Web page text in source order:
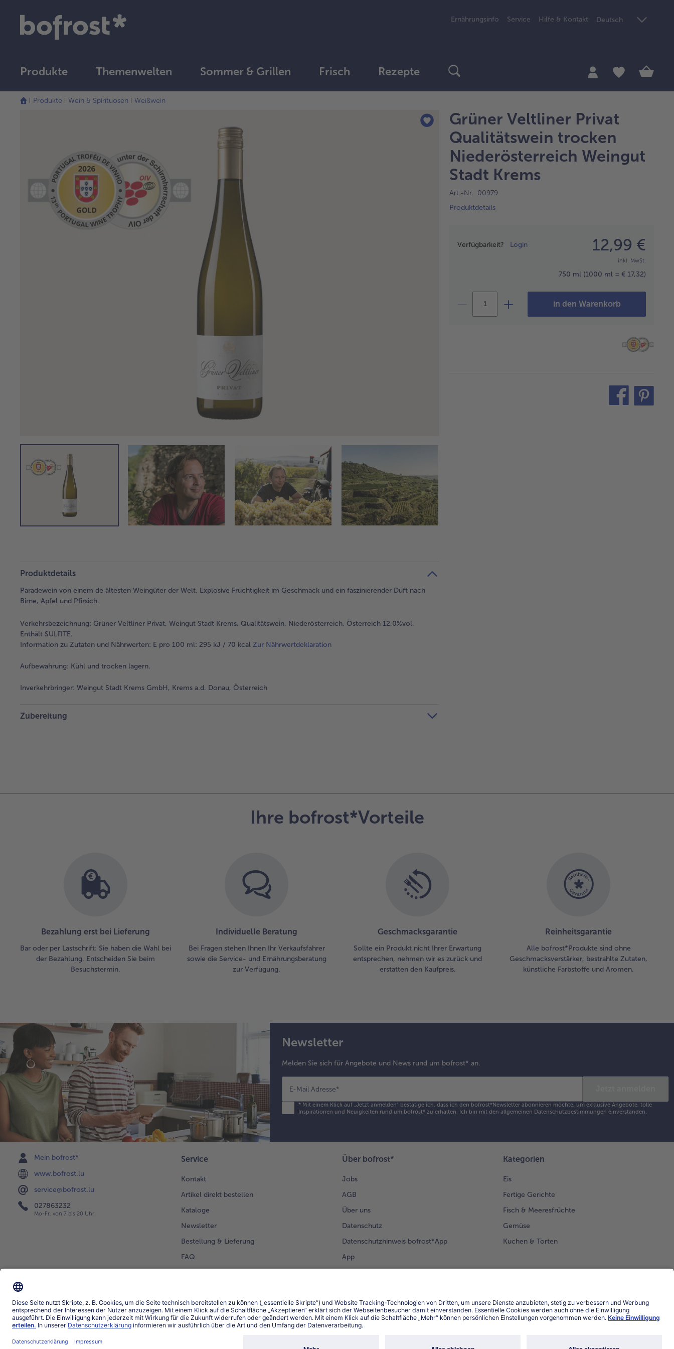
Ernährungsinfo Service Hilfe & Kontakt Deutsch
Produkte Themenwelten Sommer & Grillen Frisch Rezepte
Produkte Wein & Spirituosen Weißwein
Grüner Veltliner Privat
Qualitätswein trocken
Niederösterreich Weingut
Stadt Krems
Art.-Nr. 00979
Produktdetails
Verfügbarkeit? Login 12,99 €
inkl. MwSt.
750 ml (1000 ml = € 17,32)
in den Warenkorb
teilen
Produktdetails
Paradewein von einem de ältesten Weingüter der Welt. Explosive Fruchtigkeit im Geschmack und ein faszinierender Duft nach
Birne, Apfel und Pfirsich.
Verkehrsbezeichnung: Grüner Veltliner Privat, Weingut Stadt Krems, Qualitätswein, Niederösterreich, Österreich 12,0%vol.
Enthält SULFITE.
Information zu Zutaten und Nährwerten: E pro 100 ml: 295 kJ / 70 kcal Zur Nährwertdeklaration
Aufbewahrung: Kühl und trocken lagern.
Inverkehrbringer: Weingut Stadt Krems GmbH, Krems a.d. Donau, Österreich
Zubereitung
Ihre bofrost*Vorteile
Bezahlung erst bei Lieferung
Bar oder per Lastschrift: Sie haben die Wahl bei
der Bezahlung. Entscheiden Sie beim
Besuchstermin.
Individuelle Beratung
Bei Fragen stehen Ihnen Ihr Verkaufsfahrer
sowie die Service- und Ernährungsberatung
zur Verfügung.
Geschmacksgarantie
Sollte ein Produkt nicht Ihrer Erwartung
entsprechen, nehmen wir es zurück und
erstatten den Kaufpreis.
Reinheitsgarantie
Alle bofrost*Produkte sind ohne
Geschmacksverstärker, bestrahlte Zutaten,
künstliche Farbstoffe und Aromen.
Newsletter
Melden Sie sich für Angebote und News rund um bofrost* an.
E-Mail Adresse*
*Mit einem Klick auf „Jetzt anmelden" bestätige ich, dass ich den bofrost*Newsletter abonnieren möchte, um exklusive Angebote, tolle
Inspirationen und Neuigkeiten rund um bofrost* zu erhalten. Ich bin mit den allgemeinen Datenschutzbestimmungen einverstanden.
Mein bofrost*
www.bofrost.lu
service@bofrost.lu
027863232
Mo-Fr. von 7 bis 20 Uhr
Service
Kontakt
Artikel direkt bestellen
Kataloge
Newsletter
Bestellung & Lieferung
FAQ
Über bofrost*
Jobs
AGB
Über uns
Datenschutz
Datenschutzhinweis bofrost*App
App
Kategorien
Eis
Fertige Gerichte
Fisch & Meeresfrüchte
Gemüse
Kuchen & Torten